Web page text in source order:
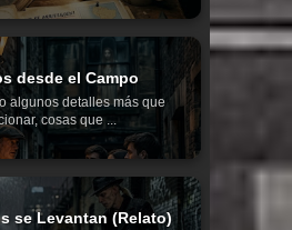
desde el Campo
algunos detalles más que
cosas que ...
se Levantan (Relato)